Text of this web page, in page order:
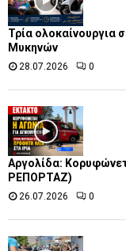
Τρία ολοκαίνουργια
Μυκηνών
28.07.2026 0
Αργολίδα:
ΡΕΠΟΡΤΑΖ)
26.07.2026 0